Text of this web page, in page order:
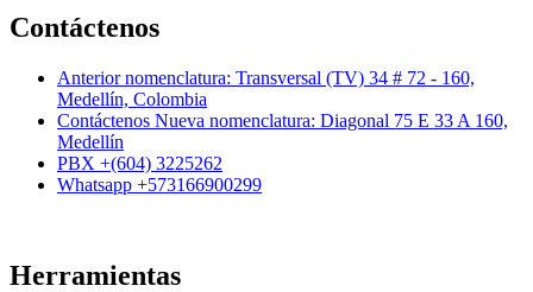
Contáctenos
Anterior nomenclatura: Transversal (TV) 34 # 72 - 160,
Medellín, Colombia
Contáctenos Nueva nomenclatura: Diagonal 75 E 33 A 160,
Medellín
PBX +(604) 3225262
Whatsapp +573166900299
Herramientas